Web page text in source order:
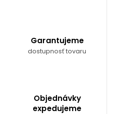
Garantujeme
dostupnosť tovaru
Objednávky
expedujeme